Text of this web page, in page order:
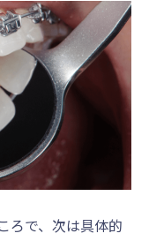
ろで、次は具体的